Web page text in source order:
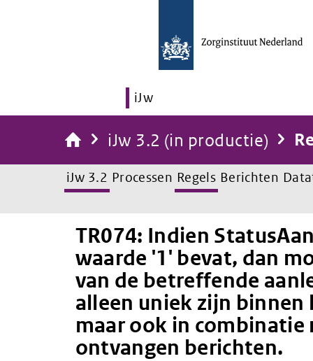
iJw
iJw 3.2 (in productie)
iJw 3.2 Processen Regels Berichten
TR074: Indien
waarde '1' bevat, dan
van de betreffende
alleen uniek zijn binnen
maar ook in combinatie
ontvangen berichten.